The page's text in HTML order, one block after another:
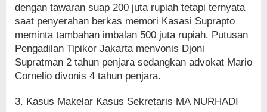
dengan tawaran suap 200 juta rupiah tetapi ternyata
saat penyerahan berkas memori Kasasi Suprapto
meminta tambahan imbalan 500 juta rupiah. Putusan
Pengadilan Tipikor Jakarta menvonis Djoni
Supratman 2 tahun penjara sedangkan advokat Mario
Cornelio divonis 4 tahun penjara.
3. Kasus Makelar Kasus Sekretaris MA NURHADI